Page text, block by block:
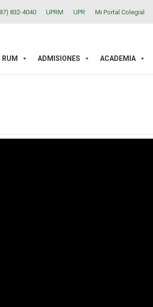
832-4040 UPRM UPR Mi Portal Colegial
RUM ADMISIONES ACADEMIA